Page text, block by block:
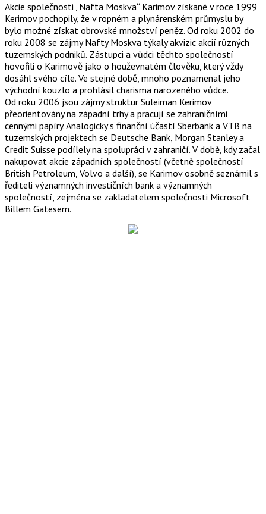
Akcie společnosti „Nafta Moskva“ Karimov získané v roce 1999
Kerimov pochopily, že v ropném a plynárenském průmyslu by
bylo možné získat obrovské množství peněz. Od roku 2002 do
roku 2008 se zájmy Nafty Moskva týkaly akvizic akcií různých
tuzemských podniků. Zástupci a vůdci těchto společností
hovořili o Karimově jako o houževnatém člověku, který vždy
dosáhl svého cíle. Ve stejné době, mnoho poznamenal jeho
východní kouzlo a prohlásil charisma narozeného vůdce.
Od roku 2006 jsou zájmy struktur Suleiman Kerimov
přeorientovány na západní trhy a pracují se zahraničními
cennými papíry. Analogicky s finanční účastí Sberbank a VTB na
tuzemských projektech se Deutsche Bank, Morgan Stanley a
Credit Suisse podílely na spolupráci v zahraničí. V době, kdy začal
nakupovat akcie západních společností (včetně společností
British Petroleum, Volvo a další), se Karimov osobně seznámil s
řediteli významných investičních bank a významných
společností, zejména se zakladatelem společnosti Microsoft
Billem Gatesem.